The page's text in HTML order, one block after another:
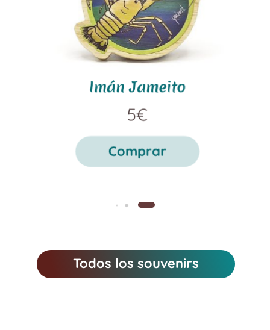
Imán Jameito
5€
Comprar
Todos los souvenirs